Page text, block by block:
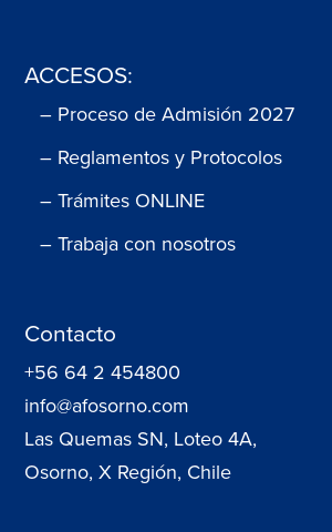
ACCESOS:
– Proceso de Admisión 2027
– Reglamentos y Protocolos
– Trámites ONLINE
– Trabaja con nosotros
Contacto
+56 64 2 454800
info@afosorno.com
Las Quemas SN, Loteo 4A,
Osorno, X Región, Chile